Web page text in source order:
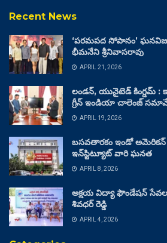
Recent News
‘పరమపద సోపానం’
భీమనేని శ్రీనివాసరావు
APRIL 21, 2026
లండన్, యునైటెడ్ కింగ్డమ్
గ్రీన్ ఇండియా చాలెంజ్
APRIL 19, 2026
బసవతారకం ఇండో అమెరికన్
ఇన్‌స్టిట్యూట్ వారి ఘనత
APRIL 8, 2026
అక్షయ విద్యా ఫౌండేషన్
శివధర్ రెడ్డి
APRIL 4, 2026